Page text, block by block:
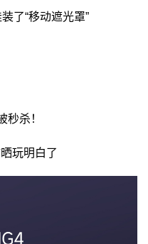
了“移动遮光罩”
秒杀！
玩明白了